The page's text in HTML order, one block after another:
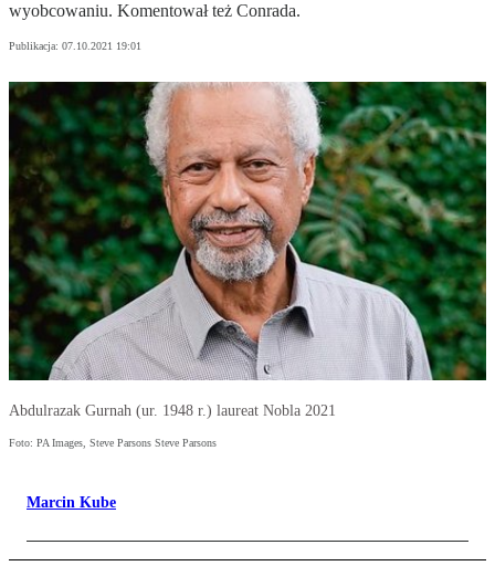
wyobcowaniu. Komentował też Conrada.
Publikacja: 07.10.2021 19:01
Abdulrazak Gurnah (ur. 1948 r.) laureat Nobla 2021
Foto: PA Images, Steve Parsons Steve Parsons
Marcin Kube